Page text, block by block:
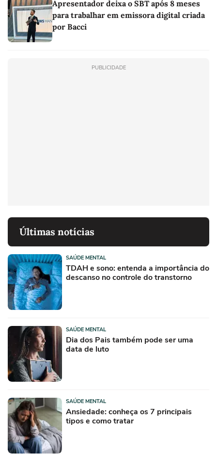
Apresentador deixa o SBT após 8 meses
para trabalhar em emissora digital criada
por Bacci
PUBLICIDADE
Últimas notícias
SAÚDE MENTAL
TDAH e sono: entenda a importância do
descanso no controle do transtorno
SAÚDE MENTAL
Dia dos Pais também pode ser uma
data de luto
SAÚDE MENTAL
Ansiedade: conheça os 7 principais
tipos e como tratar